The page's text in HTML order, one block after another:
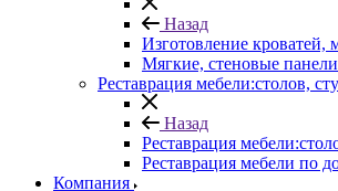
Назад
Изготовление кроватей,
Мягкие, стеновые
Реставрация мебели:столов,
Назад
Реставрация
Реставрация мебели по
Компания